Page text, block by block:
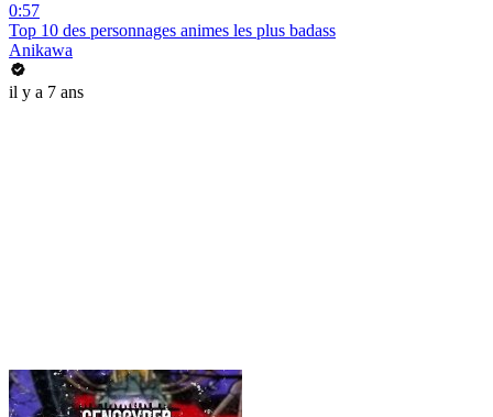
0:57
Top 10 des personnages animes les plus badass
Anikawa
il y a 7 ans